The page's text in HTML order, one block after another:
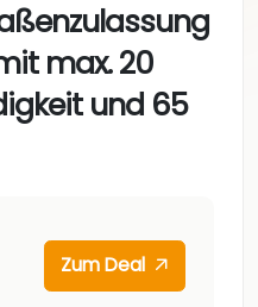
max. 20
und 65
Zum Deal